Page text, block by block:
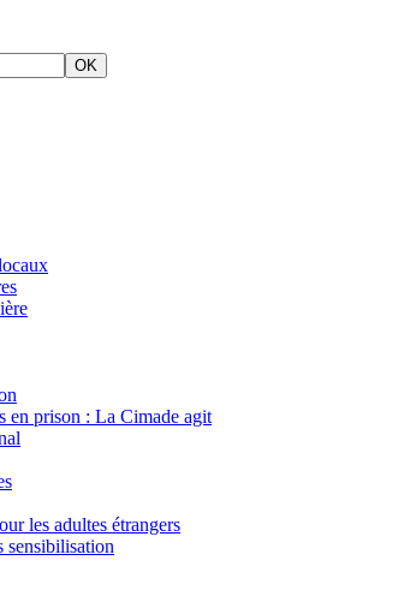
OK
en prison : La Cimade agit
les adultes étrangers
sensibilisation